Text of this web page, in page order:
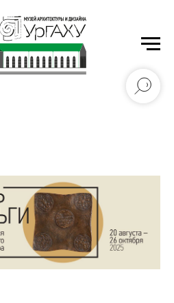
архитектурно-
имени Н.С. Алфёрова